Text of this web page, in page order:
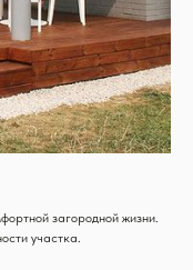
загородной жизни.
участка.